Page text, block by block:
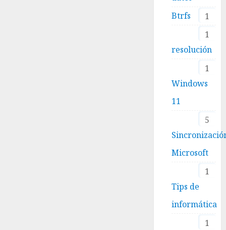
1
Btrfs
1
resolución
1
Windows
11
5
Microsoft
1
Tips de
informática
1